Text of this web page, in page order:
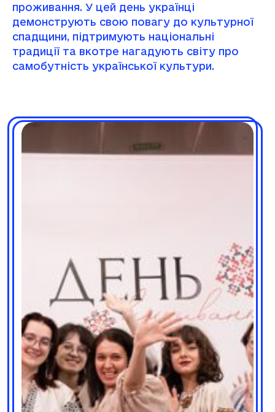
проживання. У цей день українці
демонструють свою повагу до культурної
спадщини, підтримують національні
традиції та вкотре нагадують світу про
самобутність української культури.